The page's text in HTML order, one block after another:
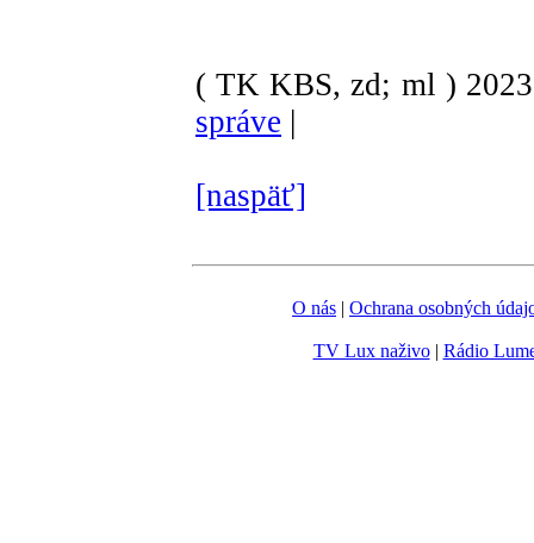
( TK KBS, zd; ml )
správe |
[naspäť]
O nás | Ochrana osobných
TV Lux naživo| Rádio